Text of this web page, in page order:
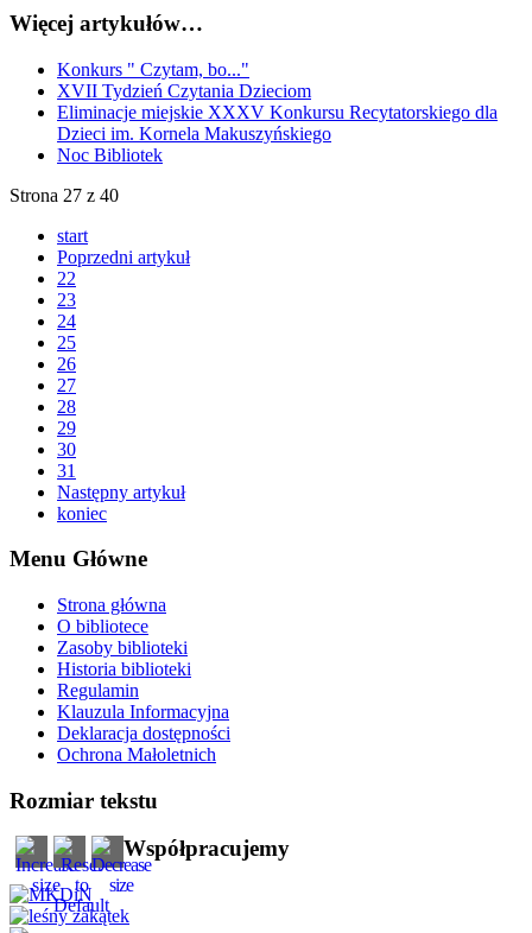
Więcej artykułów…
Konkurs " Czytam, bo..."
XVII Tydzień Czytania Dzieciom
Eliminacje miejskie XXXV Konkursu Recytatorskiego dla
Dzieci im. Kornela Makuszyńskiego
Noc Bibliotek
Strona 27 z 40
start
Poprzedni artykuł
22
23
24
25
26
27
28
29
30
31
Następny artykuł
koniec
Menu Główne
Strona główna
O bibliotece
Zasoby biblioteki
Historia biblioteki
Regulamin
Klauzula Informacyjna
Deklaracja dostępności
Ochrona Małoletnich
Rozmiar tekstu
Współpracujemy